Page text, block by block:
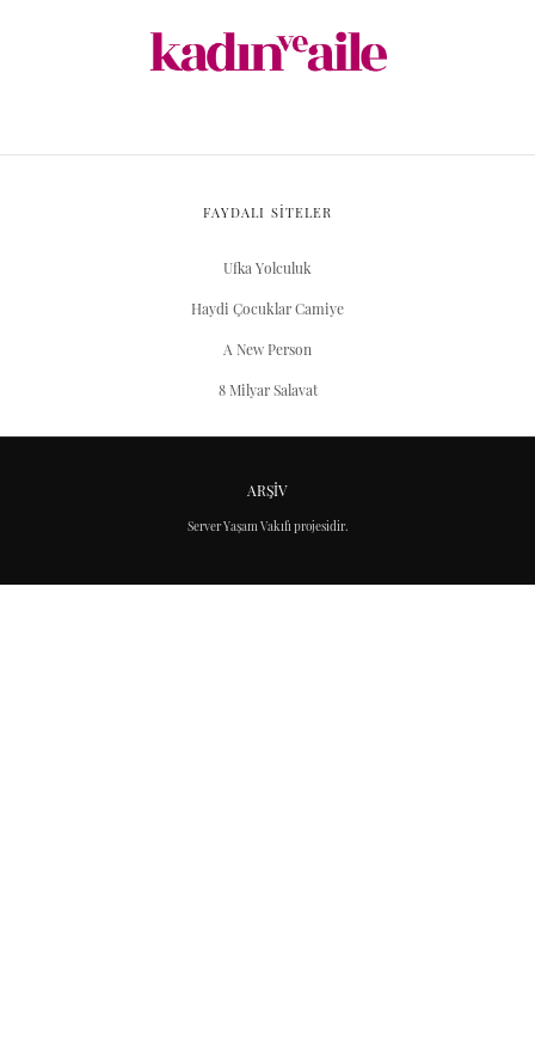
FAYDALI SİTELER
Ufka Yolculuk
Haydi Çocuklar Camiye
A New Person
8 Milyar Salavat
ARŞIV
Server Yaşam Vakıfı projesidir.